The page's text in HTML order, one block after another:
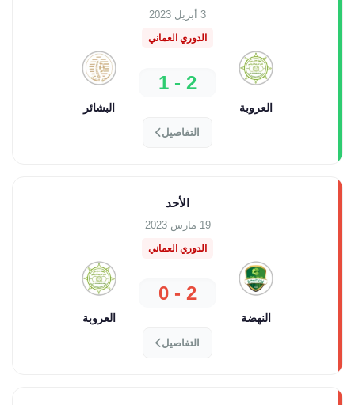
3 أبريل 2023
الدوري العماني
العروبة
2 - 1
البشائر
التفاصيل
الأحد
19 مارس 2023
الدوري العماني
النهضة
2 - 0
العروبة
التفاصيل